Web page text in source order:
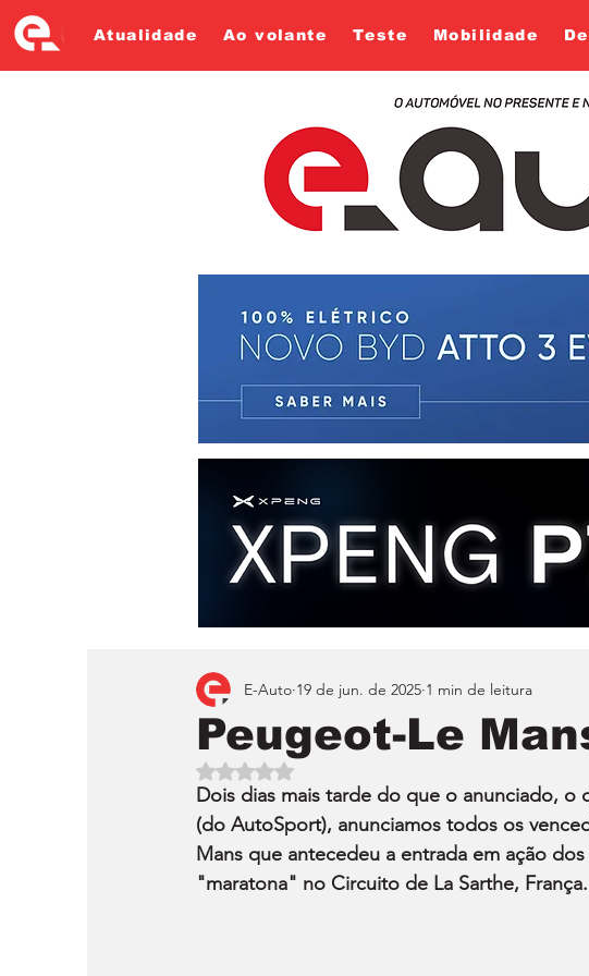
Atualidade Ao volante Teste Mobilidade
Peugeot-Le
E-Auto 19 de jun. de 2025 1 min de leitura
Avaliado com NaN de 5 estrelas.
Dois dias mais tarde do que o anunciado,
(do AutoSport), anunciamos todos os
Mans que antecedeu a entrada em ação
"maratona" no Circuito de La Sarthe, França.